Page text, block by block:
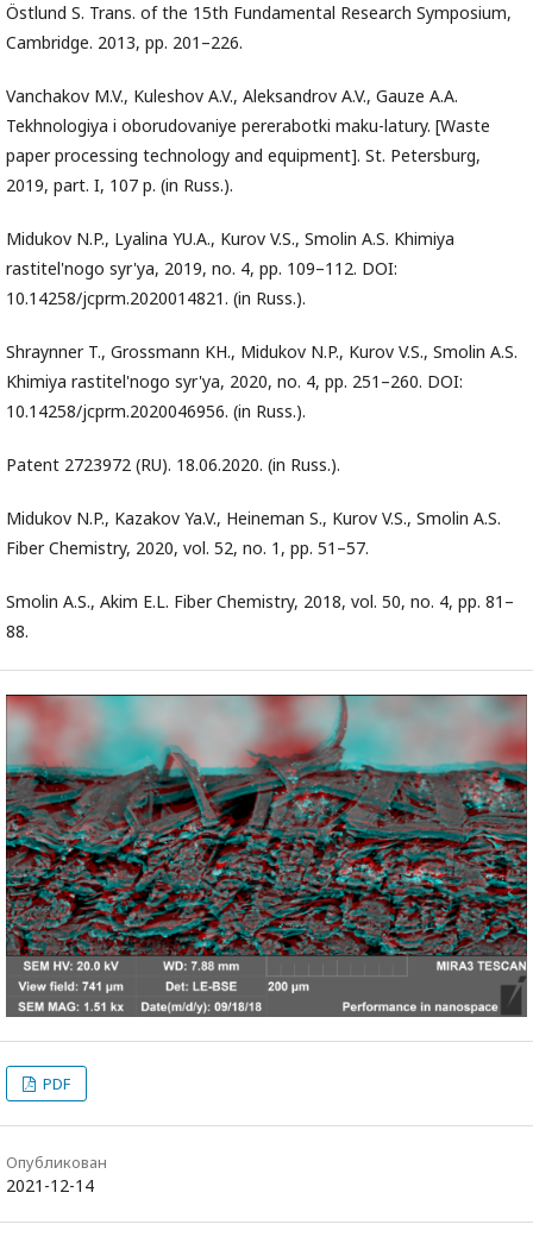
Östlund S. Trans. of the 15th Fundamental Research Symposium,
Cambridge. 2013, pp. 201–226.
Vanchakov M.V., Kuleshov A.V., Aleksandrov A.V., Gauze A.A.
Tekhnologiya i oborudovaniye pererabotki maku-latury. [Waste
paper processing technology and equipment]. St. Petersburg,
2019, part. I, 107 p. (in Russ.).
Midukov N.P., Lyalina YU.A., Kurov V.S., Smolin A.S. Khimiya
rastitel'nogo syr'ya, 2019, no. 4, pp. 109–112. DOI:
10.14258/jcprm.2020014821. (in Russ.).
Shraynner T., Grossmann KH., Midukov N.P., Kurov V.S., Smolin A.S.
Khimiya rastitel'nogo syr'ya, 2020, no. 4, pp. 251–260. DOI:
10.14258/jcprm.2020046956. (in Russ.).
Patent 2723972 (RU). 18.06.2020. (in Russ.).
Midukov N.P., Kazakov Ya.V., Heineman S., Kurov V.S., Smolin A.S.
Fiber Chemistry, 2020, vol. 52, no. 1, pp. 51–57.
Smolin A.S., Akim E.L. Fiber Chemistry, 2018, vol. 50, no. 4, pp. 81–
88.
PDF
Опубликован
2021-12-14